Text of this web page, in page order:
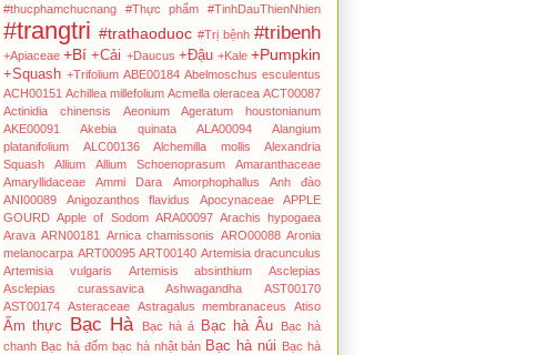
#thucphamchucnang #Thực phẩm #TinhDauThienNhien
#trangtri #trathaoduoc #Trị bệnh #tribenh
+Apiaceae +Bí +Cải +Daucus +Đậu +Kale +Pumpkin
+Squash +Trifolium ABE00184 Abelmoschus esculentus
ACH00151 Achillea millefolium Acmella oleracea ACT00087
Actinidia chinensis
Aeonium
Ageratum houstonianum
AKE00091
Akebia quinata ALA00094
Alangium
platanifolium
ALC00136 Alchemilla mollis
Alexandria
Squash
Allium Allium Schoenoprasum
Amaranthaceae
Amaryllidaceae
Ammi Dara Amorphophallus
Anh đào
ANI00089
Anigozanthos flavidus Apocynaceae
APPLE
GOURD Apple of Sodom ARA00097 Arachis hypogaea
Arava ARN00181 Arnica chamissonis ARO00088 Aronia
melanocarpa ART00095 ART00140 Artemisia dracunculus
Artemisia vulgaris
Artemisis absinthium
Asclepias
Asclepias curassavica
Ashwagandha
AST00170
AST00174 Asteraceae Astragalus membranaceus Atiso
Ẩm thực Bạc Hà Bạc hà á Bạc hà Âu
Bạc hà
chanh Bạc hà đốm bạc hà nhật bản Bạc hà núi Bạc hà